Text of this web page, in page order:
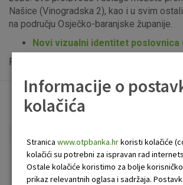
Našice (Vinogradska 2), kao i u svim
na području Osječko-baranjske županije.
Novi vizualni identitet poslovnica
Popis uplatno-isplatnih bankomata
Lista poslovnica i bankomata
Bankomat Poslovnica
Informacije o
kolačića
Stranica www.otpbanka.hrkoristi kolačiće
kolačići su potrebni za ispravan rad
Ostale kolačiće koristimo za bolje
prikaz relevantnih oglasa i sadržaja.